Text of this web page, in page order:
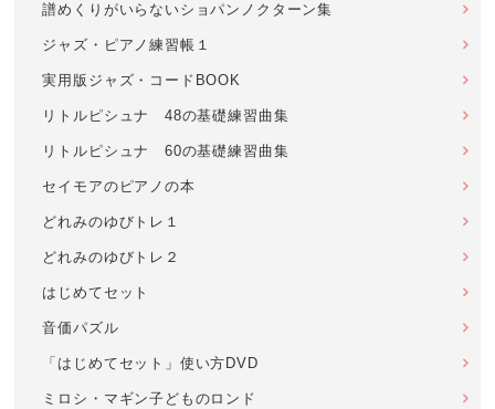
譜めくりがいらないショパンノクターン集
ジャズ・ピアノ練習帳１
実用版ジャズ・コードBOOK
リトルピシュナ 48の基礎練習曲集
リトルピシュナ 60の基礎練習曲集
セイモアのピアノの本
どれみのゆびトレ１
どれみのゆびトレ２
はじめてセット
音価パズル
「はじめてセット」使い方DVD
ミロシ・マギン子どものロンド